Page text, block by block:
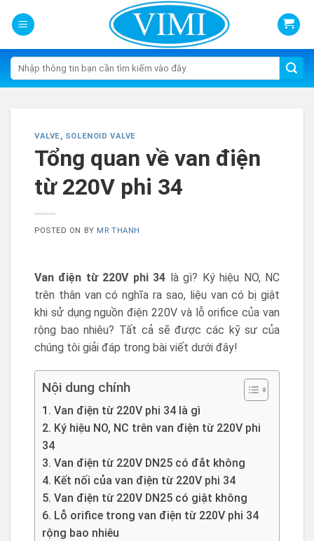
Tìm
kiếm:
VALVE, SOLENOID VALVE
Tổng quan về van điện
từ 220V phi 34
POSTED ON BY MR THANH
Van điện từ 220V phi 34 là gì? Ký hiệu NO, NC
trên thân van có nghĩa ra sao, liệu van có bị giật
khi sử dụng nguồn điện 220V và lỗ orifice của van
rộng bao nhiêu? Tất cả sẽ được các kỹ sư của
chúng tôi giải đáp trong bài viết dưới đây!
Nội dung chính
1. Van điện từ 220V phi 34 là gì
2. Ký hiệu NO, NC trên van điện từ 220V phi
34
3. Van điện từ 220V DN25 có đắt không
4. Kết nối của van điện từ 220V phi 34
5. Van điện từ 220V DN25 có giật không
6. Lỗ orifice trong van điện từ 220V phi 34
rộng bao nhiêu